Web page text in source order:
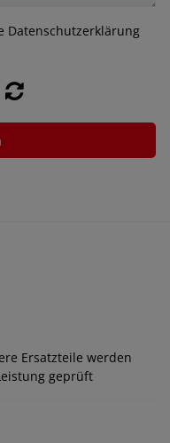
Datenschutzerklärung
Ersatzteile werden
geprüft